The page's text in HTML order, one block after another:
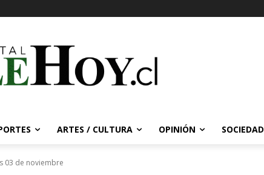
ARTES / CULTURA OPINIÓN SOCIEDAD
03 de noviembre